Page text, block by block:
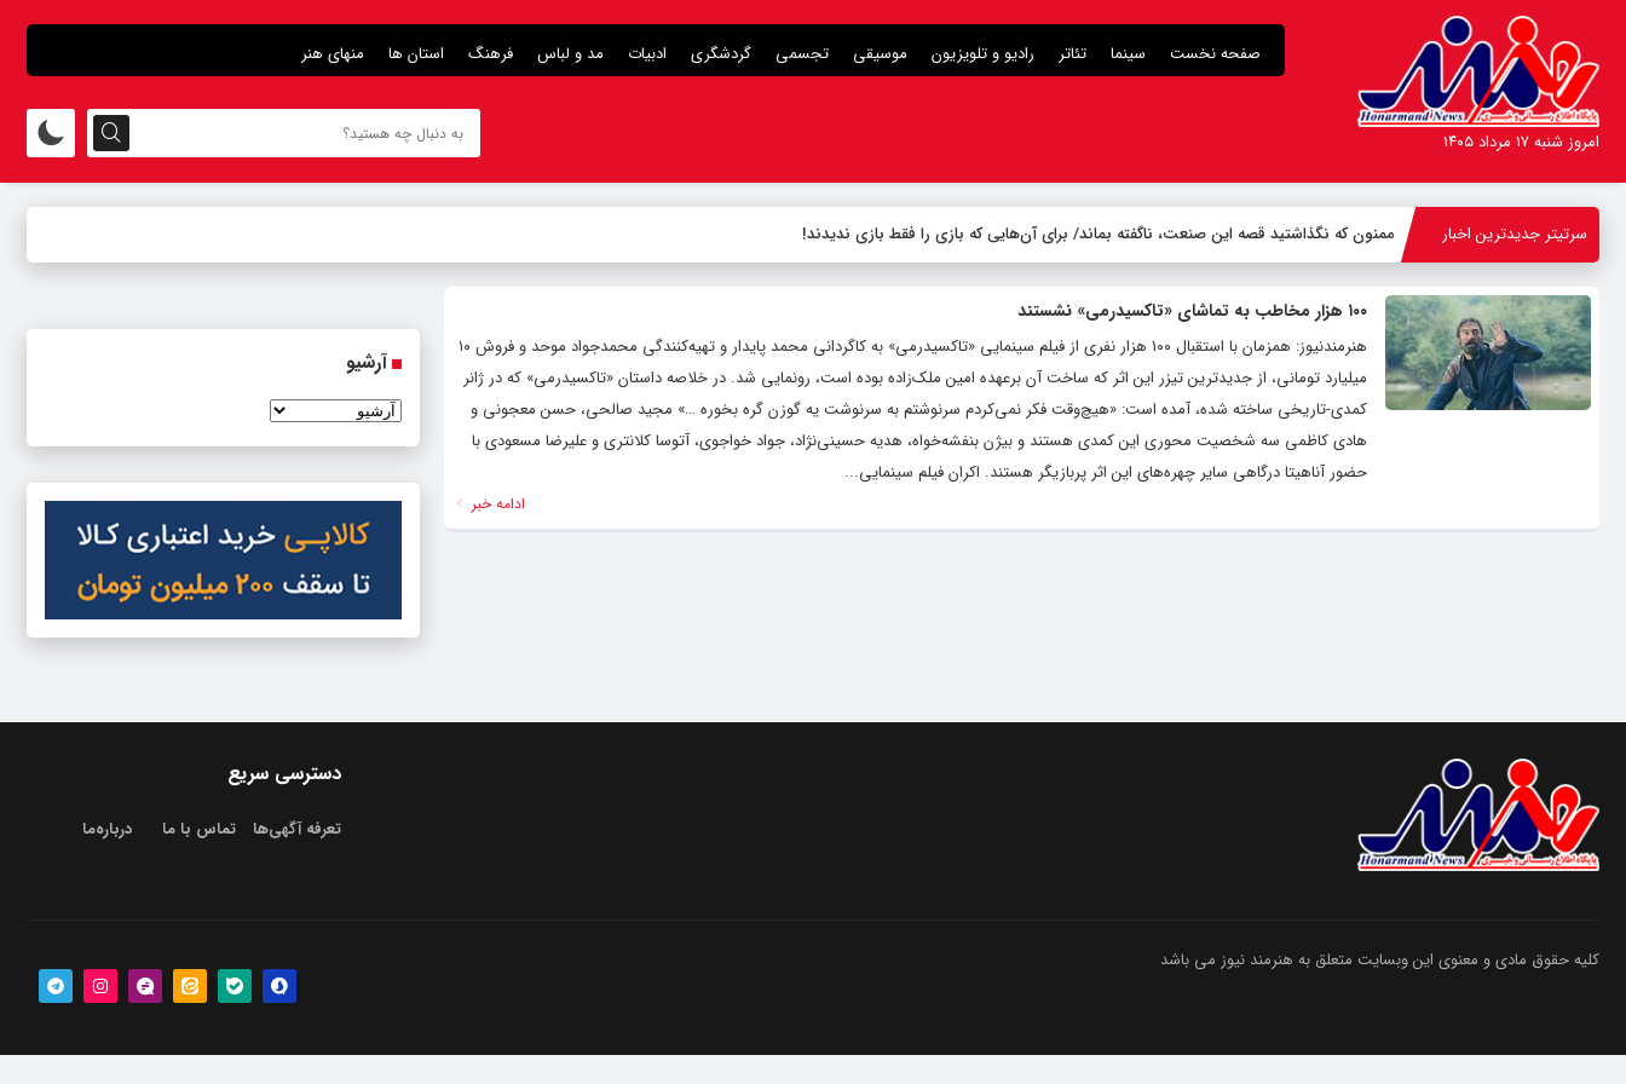
صفحه نخست سینما تئاتر رادیو و تلویزیون موسیقی تجسمی گردشگری ادبیات مد و لباس فرهنگ استان ها منهای هنر
امروز شنبه ۱۷ مرداد ۱۴۰۵
سرتیتر جدیدترین اخبار ممنون که نگذاشتید قصه این صنعت، ناگفته بماند/ برای آن‌هایی که بازی را فقط بازی ندیدند!
۱۰۰ هزار مخاطب به تماشای «تاکسیدرمی» نشستند
هنرمندنیوز: همزمان با استقبال ۱۰۰ هزار نفری از فیلم سینمایی «تاکسیدرمی» به کاگردانی محمد پایدار و تهیه‌کنندگی محمدجواد موحد و فروش ۱۰
میلیارد تومانی، از جدیدترین تیزر این اثر که ساخت آن برعهده امین ملک‌زاده بوده است، رونمایی شد. در خلاصه داستان «تاکسیدرمی» که در ژانر
کمدی-تاریخی ساخته شده، آمده است: «هیچ‌وقت فکر نمی‌کردم سرنوشتم به سرنوشت یه گوزن گره بخوره …» مجید صالحی، حسن معجونی و
هادی کاظمی سه شخصیت محوری این کمدی هستند و بیژن بنفشه‌خواه، هدیه حسینی‌نژاد، جواد خواجوی، آتوسا کلانتری و علیرضا مسعودی با
حضور آناهیتا درگاهی سایر چهره‌های این اثر پربازیگر هستند. اکران فیلم سینمایی...
ادامه خبر
آرشیو
دسترسی سریع
تعرفه آگهی‌ها تماس با ما درباره‌‌ما
کلیه حقوق مادی و معنوی این وبسایت متعلق به هنرمند نیوز می باشد